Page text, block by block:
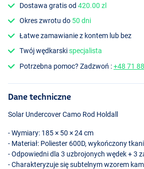
Dostawa gratis od420.00 zl
Okres zwrotu do 50 dni
Łatwe zamawianie z kontem lub bez
Twój wędkarskispecjalista
Potrzebna pomoc? Zadzwoń :+48 71
Dane techniczne
Solar Undercover Camo Rod Holdall
- Wymiary: 185 × 50 × 24 cm
- Materiał: Poliester 600D, wykończony
- Odpowiedni dla 3 uzbrojonych wędek + 3
- Charakteryzuje się subtelnym wzorem